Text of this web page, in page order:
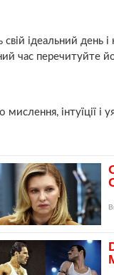
ідеальний день
час перечитуйте
інтуїції і